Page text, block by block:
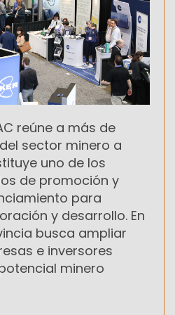
reúne a más de
sector minero a
uno de los
de promoción y
para
y desarrollo. En
busca ampliar
e inversores
minero